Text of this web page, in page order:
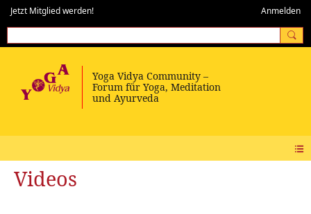
Jetzt Mitglied werden! Anmelden
Videos